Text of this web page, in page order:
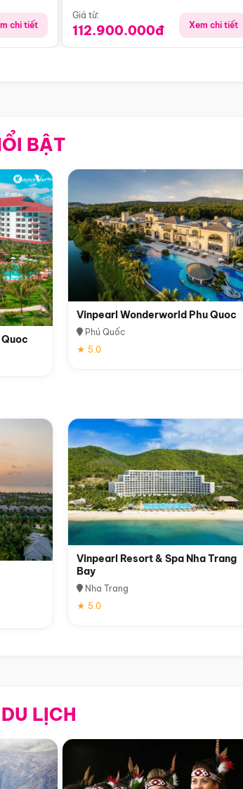
chi tiết
Giá từ:
112.900.000đ Xem chi tiết
BẬT
Vinpearl Wonderworld Phu Quoc
Phú Quốc
★ 5.0
Vinpearl Resort & Spa Nha Trang
Bay
Nha Trang
★ 5.0
LỊCH